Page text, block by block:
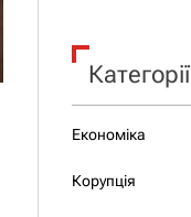
Категорії
Економіка
Корупція